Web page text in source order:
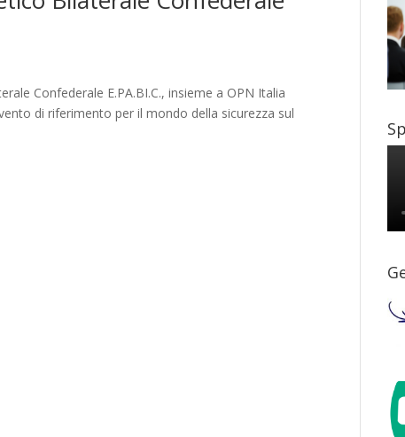
Confederale E.PA.BI.C., insieme a OPN Italia
di riferimento per il mondo della sicurezza sul